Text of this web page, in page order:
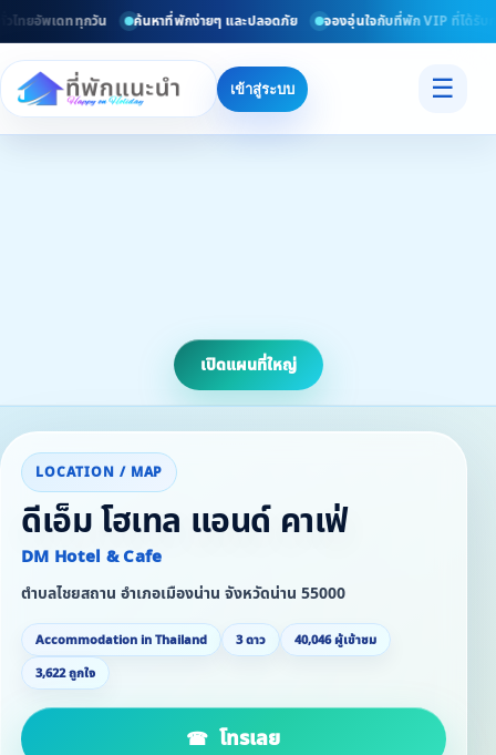
ทยอัพเดททุกวัน ค้นหาที่พักง่ายๆ และปลอดภัย จองอุ่นใจกับที่พัก VIP ที่ได้รับก
เข้าสู่ระบบ ☰
เปิดแผนที่ใหญ่
LOCATION / MAP
ดีเอ็ม โฮเทล แอนด์ คาเฟ่
DM Hotel & Cafe
ตำบลไชยสถาน อำเภอเมืองน่าน จังหวัดน่าน 55000
Accommodation in Thailand 3 ดาว
40,046 ผู้เข้าชม
3,622 ถูกใจ
โทรเลย